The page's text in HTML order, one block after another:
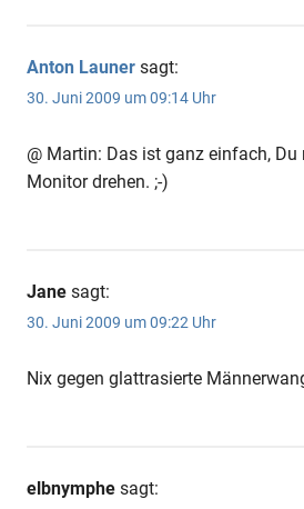
Anton Launer sagt:
30. Juni 2009 um 09:14 Uhr
@ Martin: Das ist ganz einfach, Du
Monitor drehen. ;-)
Jane sagt:
30. Juni 2009 um 09:22 Uhr
Nix gegen glattrasierte
elbnymphe sagt: